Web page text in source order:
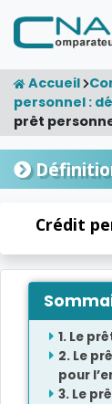
Accueil
personnel :
prêt
Crédit
Le
Le
pour
Le